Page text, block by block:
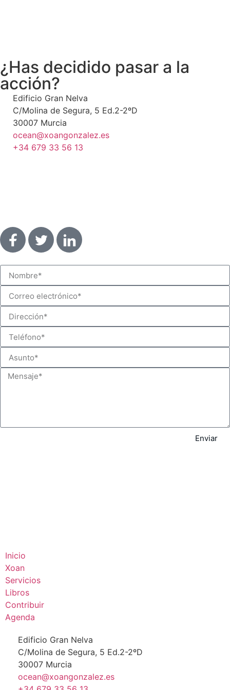
¿Has decidido pasar a la
acción?
Edificio Gran Nelva
C/Molina de Segura, 5 Ed.2-2ºD
30007 Murcia
ocean@xoangonzalez.es
+34 679 33 56 13
Enviar
Inicio
Xoan
Servicios
Libros
Contribuir
Agenda
Edificio Gran Nelva
C/Molina de Segura, 5 Ed.2-2ºD
30007 Murcia
ocean@xoangonzalez.es